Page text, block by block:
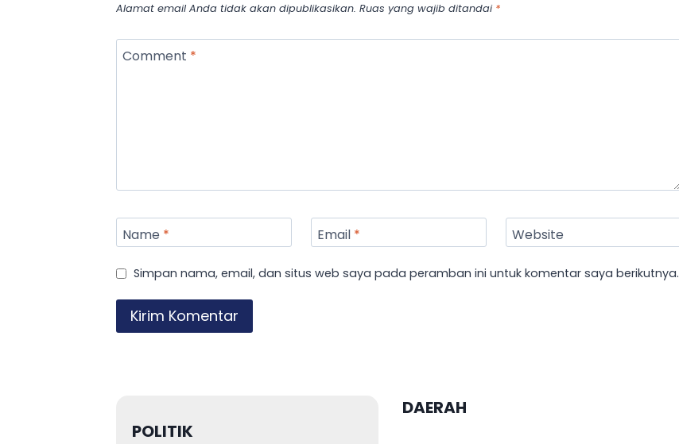
Alamat email Anda tidak akan dipublikasikan. Ruas yang wajib ditandai *
Comment *
Name * Email * Website
Simpan nama, email, dan situs web saya pada peramban ini untuk komentar saya berikutnya.
POLITIK
DAERAH